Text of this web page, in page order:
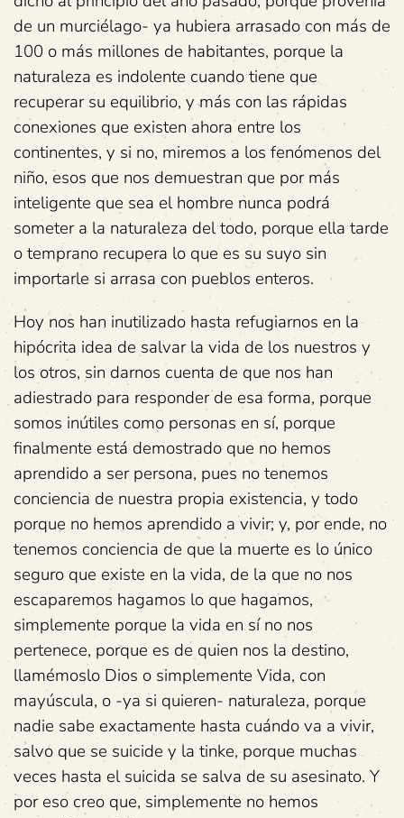
de un murciélago- ya hubiera arrasado con más de
100 o más millones de habitantes, porque la
naturaleza es indolente cuando tiene que
recuperar su equilibrio, y más con las rápidas
conexiones que existen ahora entre los
continentes, y si no, miremos a los fenómenos del
niño, esos que nos demuestran que por más
inteligente que sea el hombre nunca podrá
someter a la naturaleza del todo, porque ella tarde
o temprano recupera lo que es su suyo sin
importarle si arrasa con pueblos enteros.
Hoy nos han inutilizado hasta refugiarnos en la
hipócrita idea de salvar la vida de los nuestros y
los otros, sin darnos cuenta de que nos han
adiestrado para responder de esa forma, porque
somos inútiles como personas en sí, porque
finalmente está demostrado que no hemos
aprendido a ser persona, pues no tenemos
conciencia de nuestra propia existencia, y todo
porque no hemos aprendido a vivir; y, por ende, no
tenemos conciencia de que la muerte es lo único
seguro que existe en la vida, de la que no nos
escaparemos hagamos lo que hagamos,
simplemente porque la vida en sí no nos
pertenece, porque es de quien nos la destino,
llamémoslo Dios o simplemente Vida, con
mayúscula, o -ya si quieren- naturaleza, porque
nadie sabe exactamente hasta cuándo va a vivir,
salvo que se suicide y la tinke, porque muchas
veces hasta el suicida se salva de su asesinato. Y
por eso creo que, simplemente no hemos